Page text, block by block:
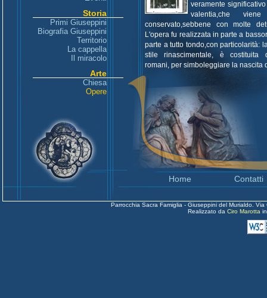
Storia
Primi Giuseppini
Biografia Giuseppini
Territorio
La cappella
Il miracolo
Arte
Chiesa
Opere
veramente
valentia,che viene
conservato,sebbene con molte
L'opera fu realizzata in parte a
parte a tutto tondo,con particolarità:
stile rinascimentale, è costituita
romani, per simboleggiare la nascita
Home Contatti
Parrocchia Sacra Famiglia - Giuseppini del Murialdo.
Realizzato da Ciro Marotta